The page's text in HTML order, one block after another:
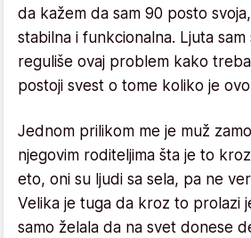
da kažem da sam 90 posto
stabilna i funkcionalna. Ljuta sam
reguliše ovaj problem kako
postoji svest o tome koliko je
Jednom prilikom me je muž
njegovim roditeljima šta je to
eto, oni su ljudi sa sela, pa ne
Velika je tuga da kroz to prolazi
samo želala da na svet donese